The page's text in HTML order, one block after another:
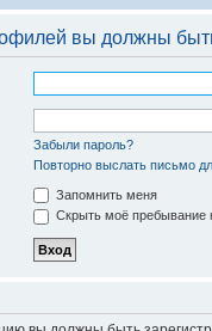
вы должны
Забыли пароль?
Повторно выслать письмо
Запомнить меня
Скрыть моё пребывание